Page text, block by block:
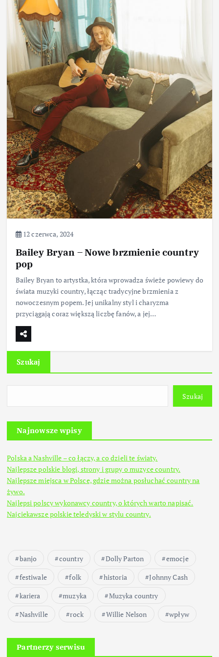
12 czerwca, 2024
Bailey Bryan – Nowe brzmienie country
pop
Bailey Bryan to artystka, która wprowadza świeże powiewy do
świata muzyki country, łącząc tradycyjne brzmienia z
nowoczesnym popem. Jej unikalny styl i charyzma
przyciągają coraz większą liczbę fanów, a jej…
Szukaj
Szukaj
Najnowsze wpisy
Polska a Nashville – co łączy, a co dzieli te światy.
Najlepsze polskie blogi, strony i grupy o muzyce country.
Najlepsze miejsca w Polsce, gdzie można posłuchać country na
żywo.
Najlepsi polscy wykonawcy country, o których warto napisać.
Najciekawsze polskie teledyski w stylu country.
banjo country Dolly Parton
emocje
festiwale
folk historia
Johnny Cash
kariera
muzyka
Muzyka country
Nashville
rock Willie Nelson wpływ
Partnerzy serwisu